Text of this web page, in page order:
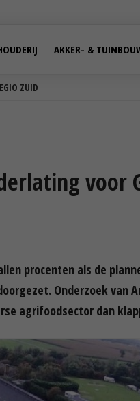
ZUID
AKKER- &
voor
procenten als de
Onderzoek van
agrifoodsector dan